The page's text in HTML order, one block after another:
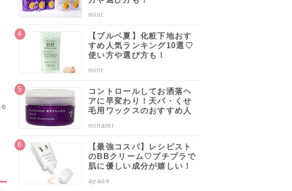
mint
【ブルベ夏】化粧下地おす
すめ人気ランキング10選♡
使い方や選び方も！
mint
コントロールしてお洒落ヘ
アに早変わり！天パ・くせ
毛用ワックスのおすすめ人
♡使い方や選び方のポイン
minami
【最強コスパ】レシピスト
のBBクリーム♡プチプラで
肌に優しい成分が嬉しい！
らカバーしよう。
ayase